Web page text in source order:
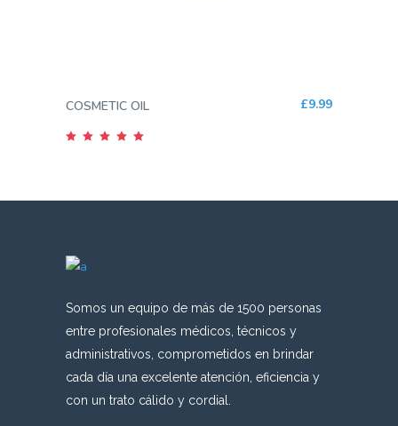
AGREGAR AL CARRITO
COSMETIC OIL £9.99
Somos un equipo de más de 1500 personas
entre profesionales médicos, técnicos y
administrativos, comprometidos en brindar
cada día una excelente atención, eficiencia y
con un trato cálido y cordial.